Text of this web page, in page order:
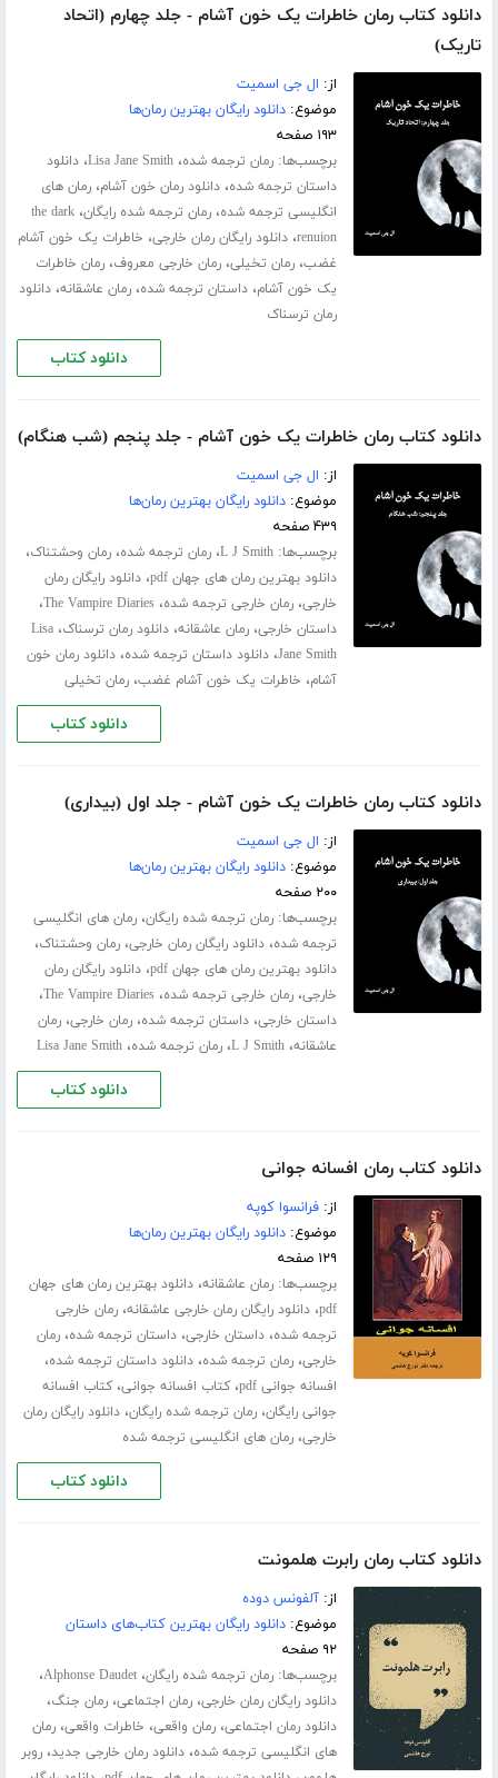
دانلود کتاب رمان خاطرات یک خون آشام - جلد چهارم (اتحاد
تاریک)
از: ال جی اسمیت
موضوع:دانلود رایگان بهترین رمان‌ها
۱۹۳ صفحه
برچسب‌ها:رمان ترجمه شده،Lisa Jane Smith،دانلود
داستان ترجمه شده،دانلود رمان خون آشام،رمان های
انگلیسی ترجمه شده،رمان ترجمه شده رایگان،the dark
renuion،دانلود رایگان رمان خارجی، خاطرات یک خون آشام
غضب،رمان تخیلی،رمان خارجی معروف،رمان خاطرات
یک خون آشام،داستان ترجمه شده،رمان عاشقانه،دانلود
رمان ترسناک
دانلود کتاب
دانلود کتاب رمان خاطرات یک خون آشام - جلد پنجم (شب هنگام)
از: ال جی اسمیت
موضوع:دانلود رایگان بهترین رمان‌ها
۴۳۹ صفحه
برچسب‌ها:L J Smith،رمان ترجمه شده،رمان وحشتناک،
دانلود بهترین رمان های جهان pdf ،دانلود رایگان رمان
خارجی،رمان خارجی ترجمه شده،The Vampire Diaries،
داستان خارجی،رمان عاشقانه،دانلود رمان ترسناک،Lisa
Jane Smith،دانلود داستان ترجمه شده،دانلود رمان خون
آشام، خاطرات یک خون آشام غضب،رمان تخیلی
دانلود کتاب
دانلود کتاب رمان خاطرات یک خون آشام - جلد اول (بیداری)
از: ال جی اسمیت
موضوع:دانلود رایگان بهترین رمان‌ها
۲۰۰ صفحه
برچسب‌ها:رمان ترجمه شده رایگان،رمان های انگلیسی
ترجمه شده،دانلود رایگان رمان خارجی،رمان وحشتناک،
دانلود بهترین رمان های جهان pdf ،دانلود رایگان رمان
خارجی،رمان خارجی ترجمه شده،The Vampire Diaries،
داستان خارجی،داستان ترجمه شده،رمان خارجی،رمان
عاشقانه،L J Smith،رمان ترجمه شده،Lisa Jane Smith
دانلود کتاب
دانلود کتاب رمان افسانه جوانی
از:فرانسوا کوپه
موضوع:دانلود رایگان بهترین رمان‌ها
۱۲۹ صفحه
برچسب‌ها:رمان عاشقانه،دانلود بهترین رمان های جهان
pdf،دانلود رایگان رمان خارجی عاشقانه،رمان خارجی
ترجمه شده،داستان خارجی،داستان ترجمه شده،رمان
خارجی،رمان ترجمه شده،دانلود داستان ترجمه شده،
افسانه جوانی pdf ،کتاب افسانه جوانی،کتاب افسانه
جوانی رایگان،رمان ترجمه شده رایگان،دانلود رایگان رمان
خارجی،رمان های انگلیسی ترجمه شده
دانلود کتاب
دانلود کتاب رمان رابرت هلمونت
از:آلفونس دوده
موضوع:دانلود رایگان بهترین کتاب‌های داستان
۹۲ صفحه
برچسب‌ها:رمان ترجمه شده رایگان،Alphonse Daudet،
دانلود رایگان رمان خارجی،رمان اجتماعی،رمان جنگ،
دانلود رمان اجتماعی،رمان واقعی، خاطرات واقعی،رمان
های انگلیسی ترجمه شده،دانلود رمان خارجی جدید،روبر